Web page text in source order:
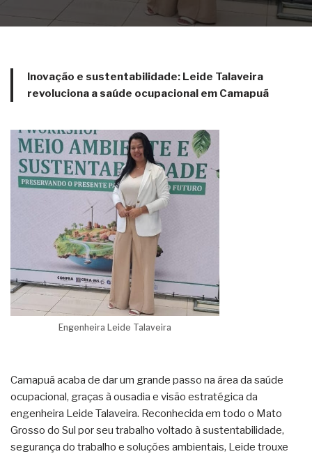
Inovação e sustentabilidade: Leide Talaveira
revoluciona a saúde ocupacional em Camapuã
Engenheira Leide Talaveira
Camapuã acaba de dar um grande passo na área da saúde
ocupacional, graças à ousadia e visão estratégica da
engenheira Leide Talaveira. Reconhecida em todo o Mato
Grosso do Sul por seu trabalho voltado à sustentabilidade,
segurança do trabalho e soluções ambientais, Leide trouxe